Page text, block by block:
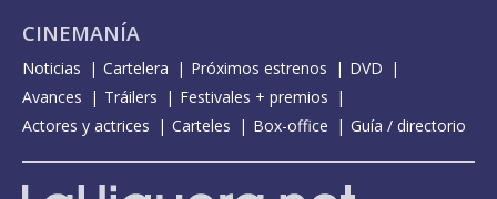
CINEMANÍA
Noticias Cartelera Próximos estrenos
DVD
Avances
Tráilers
Festivales + premios
Actores y actrices
Carteles Box-office Guía / directorio